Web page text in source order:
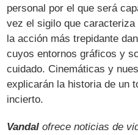
personal por el que será
vez el sigilo que
la acción más trepidante
cuyos entornos gráficos y
cuidado. Cinemáticas y
explicarán la historia de un
incierto.
Vandal ofrece noticias de